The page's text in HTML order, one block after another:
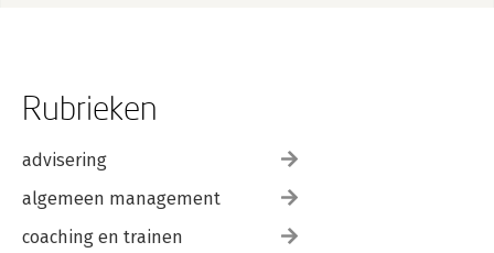
Rubrieken
advisering
algemeen management
coaching en trainen